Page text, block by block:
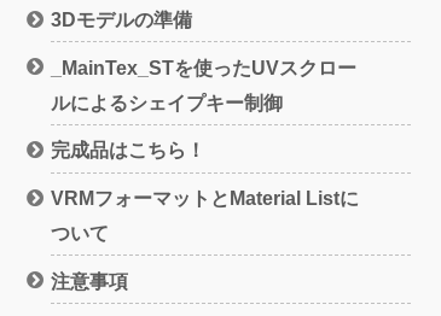
3Dモデルの準備
_MainTex_STを使ったUVスクロー
ルによるシェイプキー制御
完成品はこちら！
VRMフォーマットとMaterial Listに
ついて
注意事項